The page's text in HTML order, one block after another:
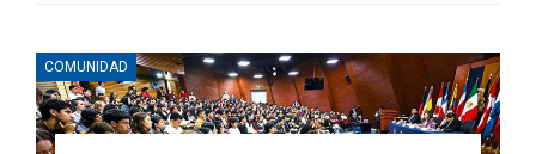
COMUNIDAD